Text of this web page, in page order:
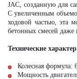
JAC, созданную для
С увеличенным
ходовой частью, эта
бетонных смесей даже
Технические
Колесная формула:
Мощность